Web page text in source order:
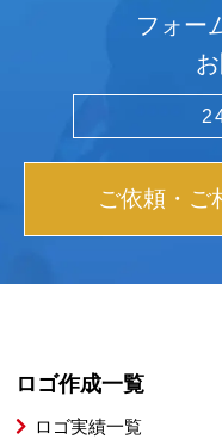
フォー
ご依頼・ご
ロゴ作成一覧
ロゴ実績一覧